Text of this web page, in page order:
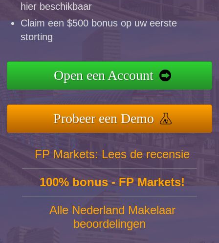
hier beschikbaar
Claim een $500 bonus op uw eerste
storting
Open een Account
Probeer een Demo
FP Markets: Lees de recensie
100% bonus - FP Markets!
Alle Nederland Makelaar
beoordelingen